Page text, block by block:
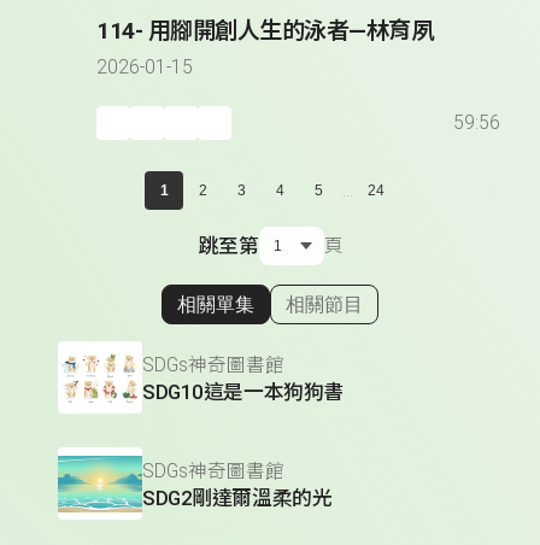
114- 用腳開創人生的泳者—林育夙
2026-01-15
59:56
1 2 3 4 5 ... 24
跳至第 頁
顯示相關單集
相關單集 相關節目
SDGs神奇圖書館
SDG10這是一本狗狗書
SDGs神奇圖書館
SDG2剛達爾溫柔的光